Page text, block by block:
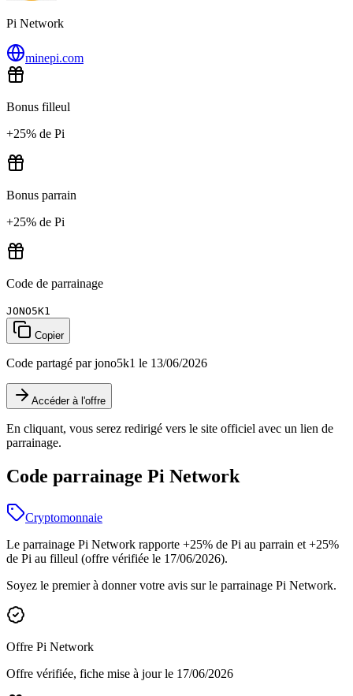
Pi Network
minepi.com
Bonus filleul
+25% de Pi
Bonus parrain
+25% de Pi
Code de parrainage
JONO5K1
Copier
Code partagé par jono5k1 le 13/06/2026
Accéder à l'offre
En cliquant, vous serez redirigé vers le site officiel avec un lien de
parrainage.
Code parrainage Pi Network
Cryptomonnaie
Le parrainage Pi Network rapporte +25% de Pi au parrain et +25%
de Pi au filleul (offre vérifiée le 17/06/2026).
Soyez le premier à donner votre avis sur le parrainage Pi Network.
Offre Pi Network
Offre vérifiée, fiche mise à jour le 17/06/2026